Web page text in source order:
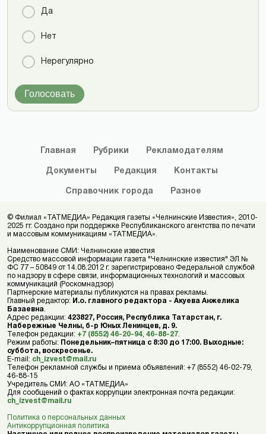
Да
Нет
Нерегулярно
Голосовать
Главная Рубрики Рекламодателям
Документы Редакция Контакты
Справочник города Разное
© Филиал «ТАТМЕДИА» Редакция газеты «Челнинские Известия», 2010-
2025 гг. Создано при поддержке Республиканского агентства по печати
и массовым коммуникациям «ТАТМЕДИА».
Наименование СМИ: Челнинские известия
Средство массовой информации газета "Челнинские известия" ЭЛ №
ФС 77 – 50849 от 14.08.2012 г. зарегистрировано Федеральной службой
по надзору в сфере связи, информационных технологий и массовых
коммуникаций (Роскомнадзор)
Партнерские материалы публикуются на правах рекламы.
Главный редактор: И.о. главного редактора - Акуева Анжелика
Базаевна.
Адрес редакции: 423827, Россия, Республика Татарстан, г.
Набережные Челны, б-р Юных Ленинцев, д. 9.
Телефон редакции: +7 (8552) 46-20-94, 46-88-27.
Режим работы: Понедельник–пятница с 8:30 до 17:00. Выходные:
суббота, воскресенье.
E-mail: ch_izvest@mail.ru
Телефон рекламной службы и приема объявлений: +7 (8552) 46-02-79,
46-88-15
Учредитель СМИ: АО «ТАТМЕДИА»
Для сообщений о фактах коррупции электронная почта редакции:
ch_izvest@mail.ru
Политика о персональных данных
Антикоррупционная политика